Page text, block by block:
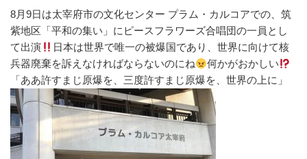
8月9日は太宰府市の文化センター プラム・カルコアでの、筑
紫地区「平和の集い」にピースフラワーズ合唱団の一員とし
て出演
日本は世界で唯一の被爆国であり、世界に向けて核
兵器廃棄を訴えなければならないのにね
何かがおかしい
「ああ許すまじ原爆を、三度許すまじ原爆を、世界の上に」